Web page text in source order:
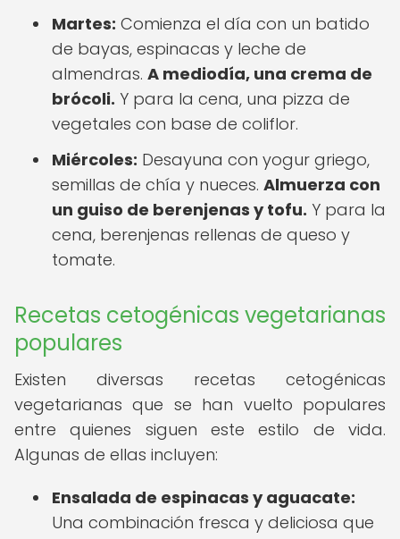
Martes: Comienza el día con un batido
de bayas, espinacas y leche de
almendras. A mediodía, una crema de
brócoli. Y para la cena, una pizza de
vegetales con base de coliflor.
Miércoles: Desayuna con yogur griego,
semillas de chía y nueces. Almuerza con
un guiso de berenjenas y tofu. Y para la
cena, berenjenas rellenas de queso y
tomate.
Recetas cetogénicas vegetarianas
populares
Existen diversas recetas cetogénicas
vegetarianas que se han vuelto populares
entre quienes siguen este estilo de vida.
Algunas de ellas incluyen:
Ensalada de espinacas y aguacate:
Una combinación fresca y deliciosa que